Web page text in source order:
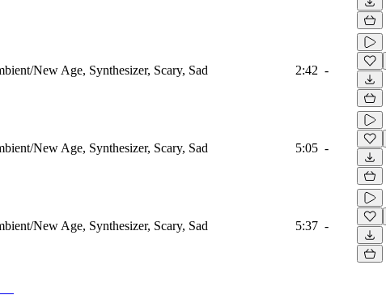
New Age, Synthesizer, Scary, Sad 2:42 -
New Age, Synthesizer, Scary, Sad 5:05 -
New Age, Synthesizer, Scary, Sad 5:37 -